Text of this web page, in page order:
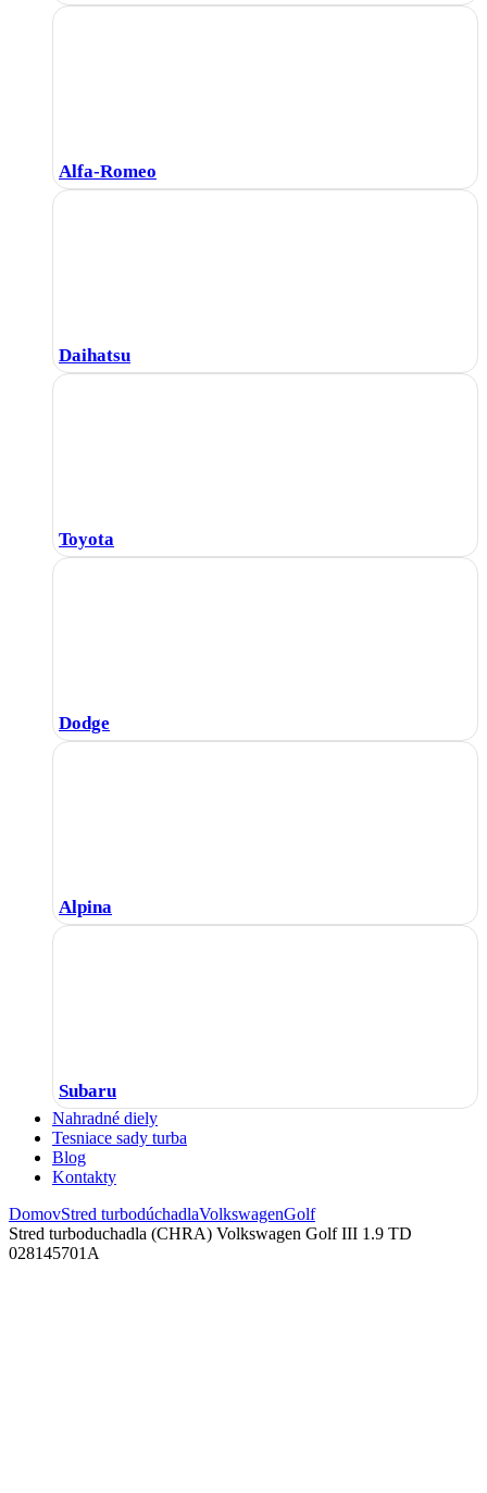
Alfa-Romeo
Daihatsu
Toyota
Dodge
Alpina
Subaru
Nahradné diely
Tesniace sady turba
Blog
Kontakty
DomovStred turbodúchadlaVolkswagenGolf
Stred turboduchadla (CHRA) Volkswagen Golf III 1.9 TD
028145701A